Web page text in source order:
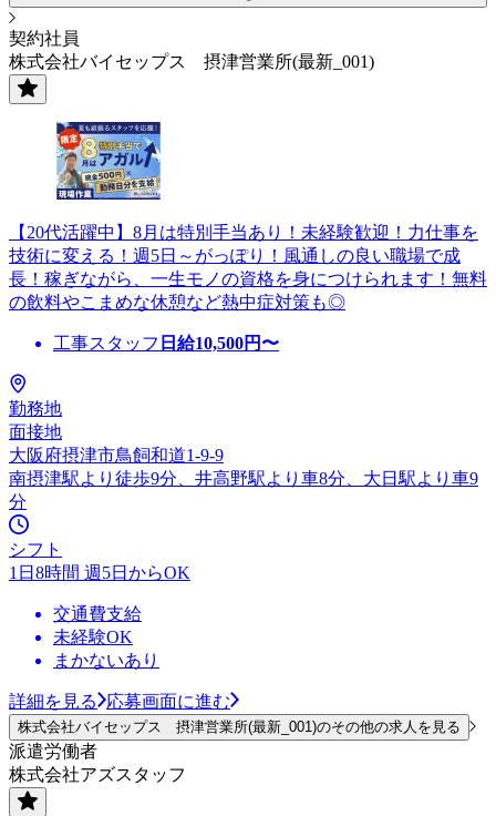
契約社員
株式会社バイセップス 摂津営業所(最新_001)
【20代活躍中】8月は特別手当あり！未経験歓迎！力仕事を
技術に変える！週5日～がっぽり！風通しの良い職場で成
長！稼ぎながら、一生モノの資格を身につけられます！無料
の飲料やこまめな休憩など熱中症対策も◎
工事スタッフ 日給10,500円〜
勤務地
面接地
大阪府摂津市鳥飼和道1-9-9
南摂津駅より徒歩9分、井高野駅より車8分、大日駅より車9
分
シフト
1日8時間 週5日からOK
交通費支給
未経験OK
まかないあり
詳細を見る 応募画面に進む
株式会社バイセップス 摂津営業所(最新_001)のその他の求人を見る
派遣労働者
株式会社アズスタッフ